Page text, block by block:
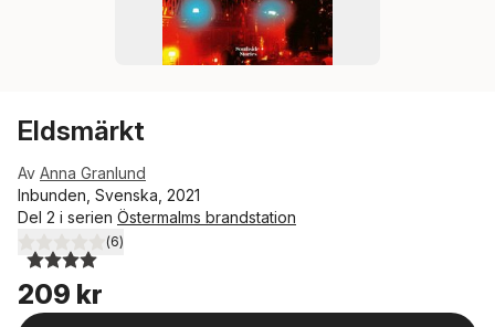
Eldsmärkt
Av Anna Granlund
Inbunden, Svenska, 2021
Del 2 i serien Östermalms brandstation
4,0utav 5 stjärnor. Totalt antal röster:
(6)
209 kr